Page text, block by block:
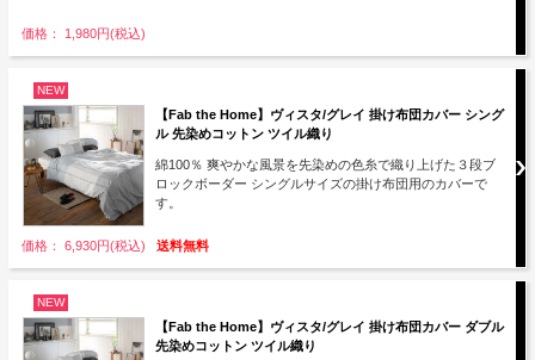
価格： 1,980円(税込)
NEW
【Fab the Home】ヴィスタ/グレイ 掛け布団カバー シング
ル 先染めコットン ツイル織り
綿100％ 爽やかな風景を先染めの色糸で織り上げた３段ブ
ロックボーダー シングルサイズの掛け布団用のカバーで
す。
価格： 6,930円(税込) 送料無料
NEW
【Fab the Home】ヴィスタ/グレイ 掛け布団カバー ダブル
先染めコットン ツイル織り